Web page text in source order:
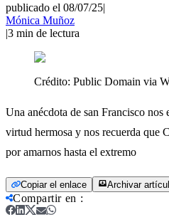
publicado el 08/07/25|
Mónica Muñoz
|3 min de lectura
Crédito: Public Domain via
Una anécdota de san Francisco nos
virtud hermosa y nos recuerda que
por amarnos hasta el extremo
Copiar el enlace Archivar
Compartir en :